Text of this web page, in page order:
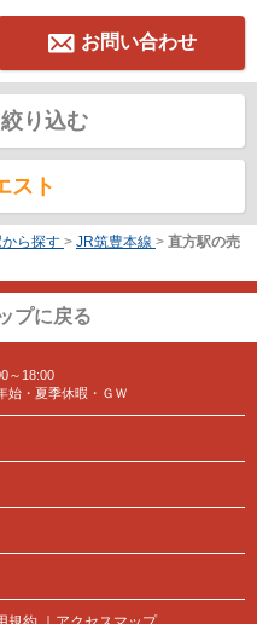
お問い合わせ
り込む
スト
ら探す > JR筑豊本線 > 直方駅の売
プに戻る
～18:00
始・夏季休暇・ＧＷ